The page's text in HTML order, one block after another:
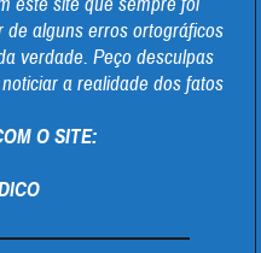
alguns erros ortográficos
verdade. Peço desculpas
a realidade dos fatos
O SITE: